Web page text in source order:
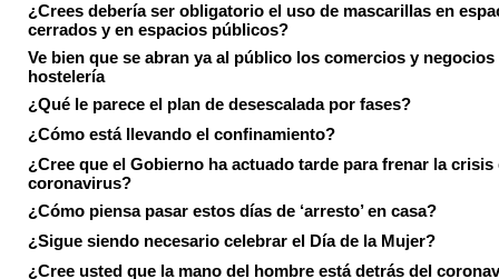
¿Crees debería ser obligatorio el uso de mascarillas en
cerrados y en espacios públicos?
Ve bien que se abran ya al público los comercios y negocios
hostelería
¿Qué le parece el plan de desescalada por fases?
¿Cómo está llevando el confinamiento?
¿Cree que el Gobierno ha actuado tarde para frenar la crisis
coronavirus?
¿Cómo piensa pasar estos días de ‘arresto’ en casa?
¿Sigue siendo necesario celebrar el Día de la Mujer?
¿Cree usted que la mano del hombre está detrás del